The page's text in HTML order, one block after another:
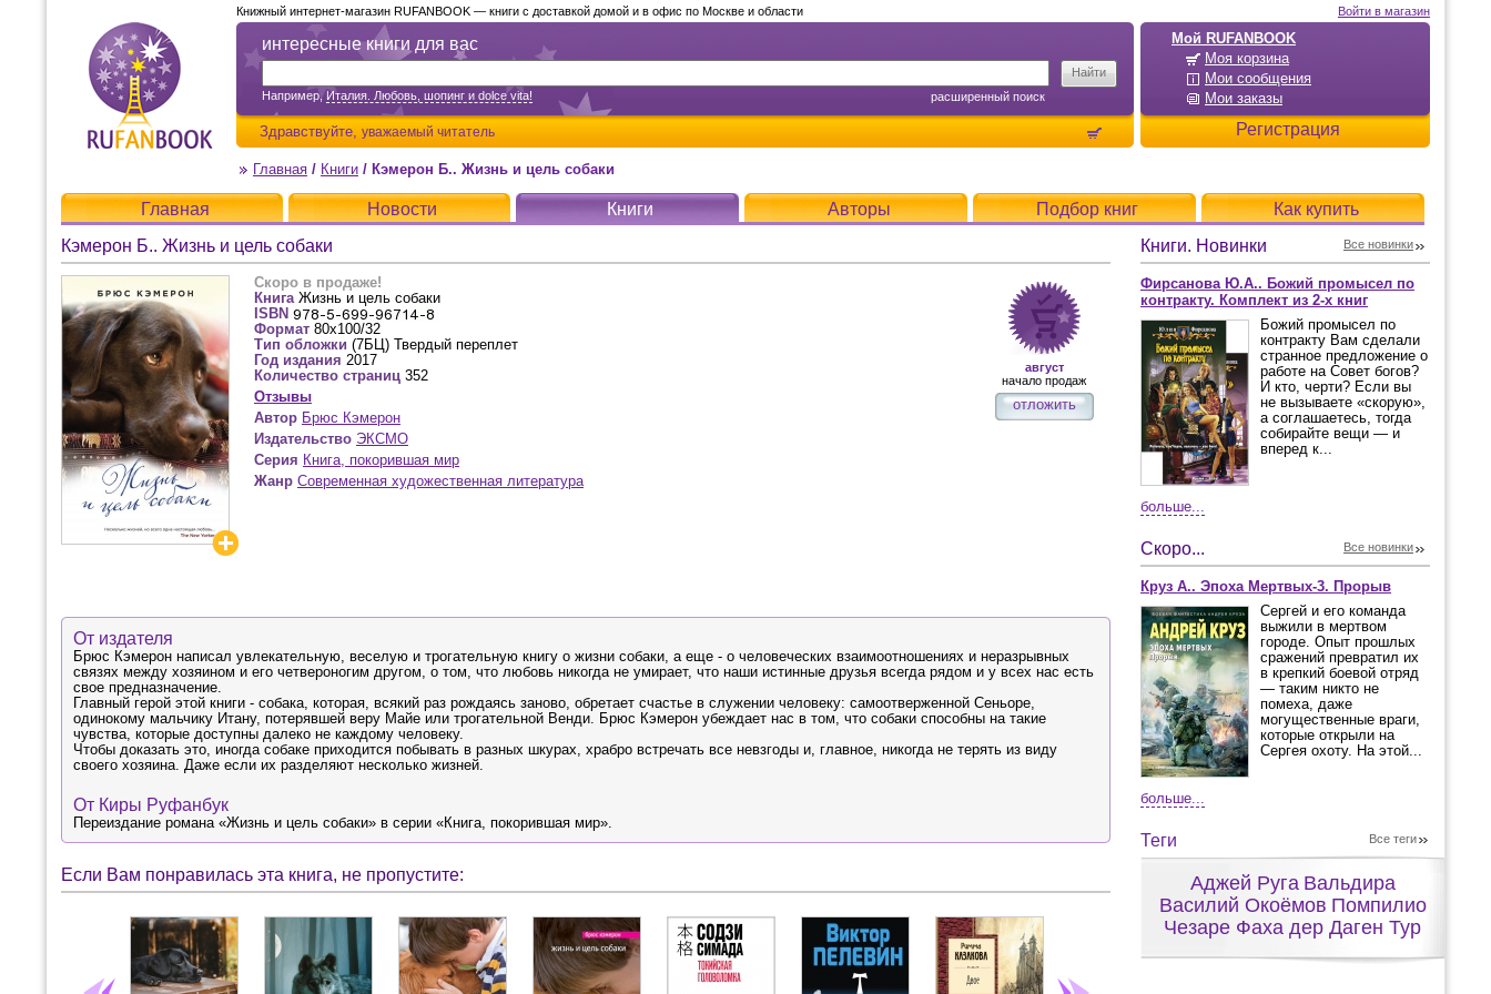
Мой RUFANBOOK
Моя корзина
Мои сообщения
Мои заказы
Регистрация
Войти в магазин
интересные книги для вас
Например,Италия. Любовь, шопинг и dolce vita! расширенный поиск
Здравствуйте, уважаемый читатель
Книжный интернет-магазин RUFANBOOK — книги с доставкой домой и в офис по Москве и области
Главная / Книги / Кэмерон Б.. Жизнь и цель собаки
Главная Новости Книги Авторы Подбор книг
Как купить
Кэмерон Б.. Жизнь и цель собаки
Скоро в продаже!
Книга Жизнь и цель собаки
ISBN
Формат 80x100/32
Тип обложки (7БЦ) Твердый переплет
Год издания 2017
Количество страниц 352
Отзывы
Автор Брюс Кэмерон
Издательство ЭКСМО
Серия Книга, покорившая мир
Жанр Современная художественная литература
август
начало продаж
отложить
От издателя
Брюс Кэмерон написал увлекательную, веселую и трогательную книгу о жизни собаки, а еще - о человеческих взаимоотношениях и неразрывных
связях между хозяином и его четвероногим другом, о том, что любовь никогда не умирает, что наши истинные друзья всегда рядом и у всех нас есть
свое предназначение.
Главный герой этой книги - собака, которая, всякий раз рождаясь заново, обретает счастье в служении человеку: самоотверженной Сеньоре,
одинокому мальчику Итану, потерявшей веру Майе или трогательной Венди. Брюс Кэмерон убеждает нас в том, что собаки способны на такие
чувства, которые доступны далеко не каждому человеку.
Чтобы доказать это, иногда собаке приходится побывать в разных шкурах, храбро встречать все невзгоды и, главное, никогда не терять из виду
своего хозяина. Даже если их разделяют несколько жизней.
От Киры Руфанбук
Переиздание романа «Жизнь и цель собаки» в серии «Книга, покорившая мир».
Если Вам понравилась эта книга, не пропустите:
Книги. Новинки Все новинки
Фирсанова Ю.А.. Божий промысел по
контракту. Комплект из 2-х книг
Божий промысел по
контракту Вам сделали
странное предложение о
работе на Совет богов?
И кто, черти? Если вы
не вызываете «скорую»,
а соглашаетесь, тогда
собирайте вещи — и
вперед к...
больше...
Скоро... Все новинки
Круз А.. Эпоха Мертвых-3. Прорыв
Сергей и его команда
выжили в мертвом
городе. Опыт прошлых
сражений превратил их
в крепкий боевой отряд
— таким никто не
помеха, даже
могущественные враги,
которые открыли на
Сергея охоту. На этой...
больше...
Теги Все теги
Аджей Руга Вальдира
Василий Окоёмов Помпилио
Чезаре Фаха дер Даген Тур